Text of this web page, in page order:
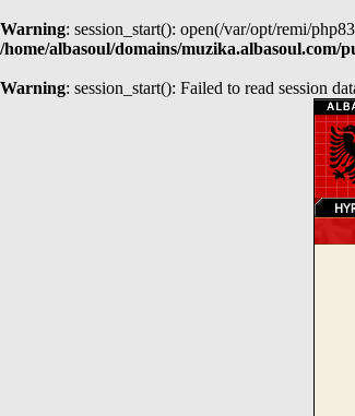
Warning: session_start(): open(/var/opt/remi/
/home/albasoul/domains/muzika.albasoul.com/
Warning: session_start(): Failed to read session